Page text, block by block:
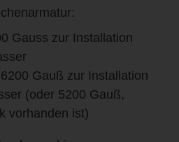
Gauss zur Installation
Gauß zur Installation
(oder 5200 Gauß,
vorhanden ist)